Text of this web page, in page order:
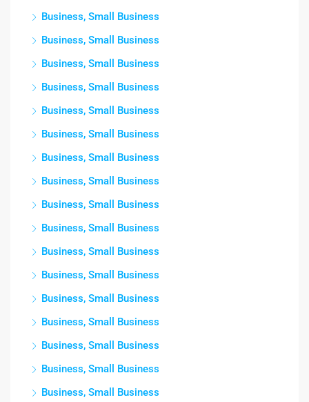
Business, Small Business
Business, Small Business
Business, Small Business
Business, Small Business
Business, Small Business
Business, Small Business
Business, Small Business
Business, Small Business
Business, Small Business
Business, Small Business
Business, Small Business
Business, Small Business
Business, Small Business
Business, Small Business
Business, Small Business
Business, Small Business
Business, Small Business